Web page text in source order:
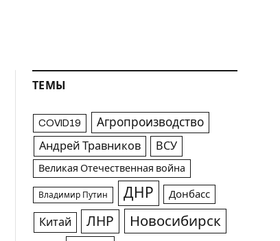
ТЕМЫ
COVID19 Агропроизводство
Андрей Травников ВСУ
Великая Отечественная война
Владимир Путин ДНР Донбасс
Китай ЛНР Новосибирск